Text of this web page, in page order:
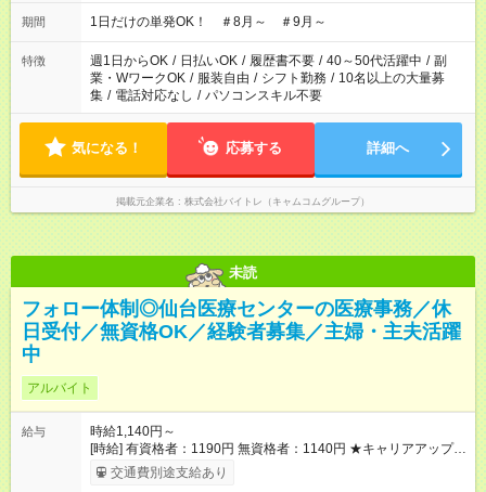
期間 1日だけの単発OK！ ＃8月～ ＃9月～
特徴 週1日からOK / 日払いOK / 履歴書不要 / 40～50代活躍中 / 副
業・WワークOK / 服装自由 / シフト勤務 / 10名以上の大量募
集 / 電話対応なし / パソコンスキル不要
気になる！ 応募する 詳細へ
掲載元企業名 株式会社バイトレ（キャムコムグループ）
未読
フォロー体制◎仙台医療センターの医療事務／休
日受付／無資格OK／経験者募集／主婦・主夫活躍
中
アルバイト
給与
時給1,140円～
[時給] 有資格者：1190円 無資格者：1140円 ★キャリアアップ制
度あり 進級により給与がアップします！ 【試用期間】試用期間
あり 試用期間の長さ：3ヶ月 雇用形態、給与は本採用時と同じ
交通費別途支給あり